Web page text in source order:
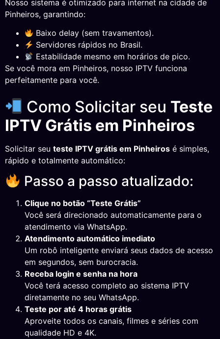
Nosso sistema é otimizado para internet na cidade de
Pinheiros, garantindo:
Baixo delay (sem travamentos).
Servidores rápidos no Brasil.
Estabilidade mesmo em horários de pico.
Se você mora em Pinheiros, nosso IPTV funciona
perfeitamente para você.
Como Solicitar seu Teste
IPTV Grátis em Pinheiros
Solicitar seu teste IPTV grátis em Pinheiros é simples,
rápido e totalmente automático:
Passo a passo atualizado:
Clique no botão “Teste Grátis”
Você será direcionado automaticamente para o
atendimento via WhatsApp.
Atendimento automático imediato
Um robô inteligente enviará seus dados de acesso
em segundos, sem burocracia.
Receba login e senha na hora
Você terá acesso completo ao sistema IPTV
diretamente no seu WhatsApp.
Teste por até 4 horas grátis
Aproveite todos os canais, filmes e séries com
qualidade HD e 4K.